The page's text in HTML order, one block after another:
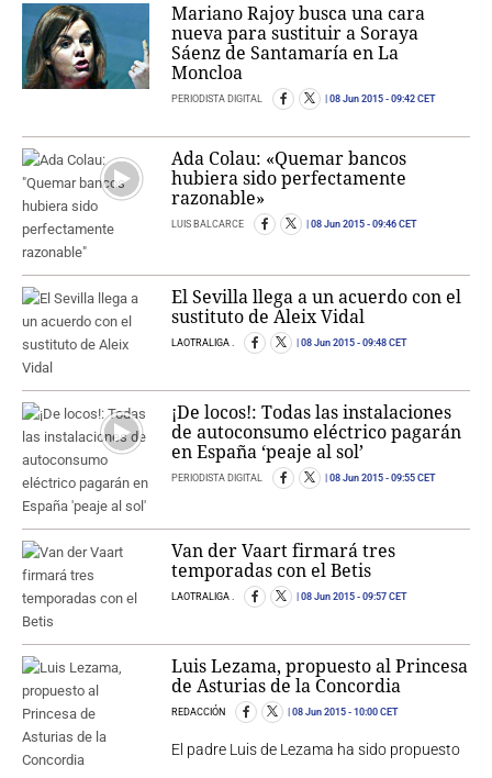
Mariano Rajoy busca una cara
nueva para sustituir a Soraya
Sáenz de Santamaría en La
Moncloa
PERIODISTA DIGITAL 08 Jun 2015 - 09:42 CET
Ada Colau: «Quemar bancos
hubiera sido perfectamente
razonable»
LUIS BALCARCE 08 Jun 2015 - 09:46 CET
El Sevilla llega a un acuerdo con el
sustituto de Aleix Vidal
LAOTRALIGA . 08 Jun 2015 - 09:48 CET
¡De locos!: Todas las instalaciones
de autoconsumo eléctrico pagarán
en España ‘peaje al sol’
PERIODISTA DIGITAL 08 Jun 2015 - 09:55 CET
Van der Vaart firmará tres
temporadas con el Betis
LAOTRALIGA . 08 Jun 2015 - 09:57 CET
Luis Lezama, propuesto al Princesa
de Asturias de la Concordia
REDACCIÓN 08 Jun 2015 - 10:00 CET
El padre Luis de Lezama ha sido propuesto